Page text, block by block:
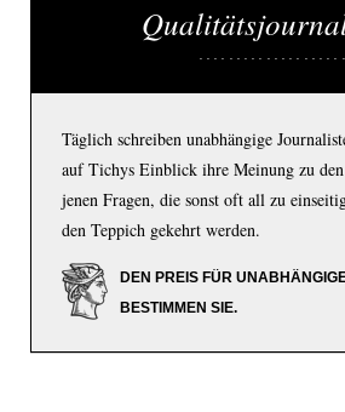
Täglich schreiben unabhängige
auf Tichys Einblick ihre Meinung zu
jenen Fragen, die sonst oft all zu
den Teppich gekehrt werden.
DEN PREIS FÜR
BESTIMMEN SIE.